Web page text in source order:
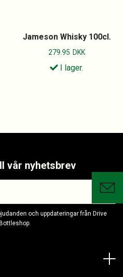
Jameson Whisky 100cl.
279.95 DKK
I lager.
vår nyhetsbrev
och uppdateringar från Drive